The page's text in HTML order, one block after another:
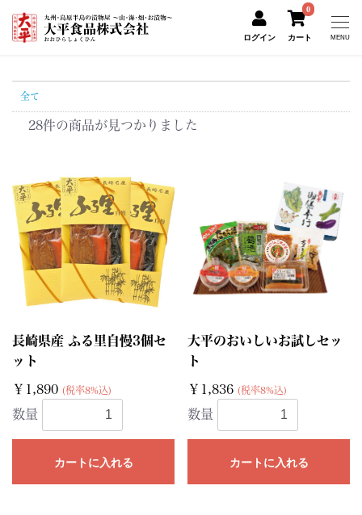
ログイン
0
カート MENU
全て
28件の商品が見つかりました
長崎県産 ふる里自慢3個セ
ット
￥1,890 (税率8%込)
数量
カートに入れる
大平のおいしいお試しセッ
ト
￥1,836 (税率8%込)
数量
カートに入れる